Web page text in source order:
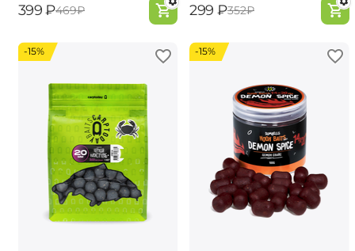
‍399‍ ₽‍469‍₽ ‍299‍ ₽‍352‍₽
-15% -15%